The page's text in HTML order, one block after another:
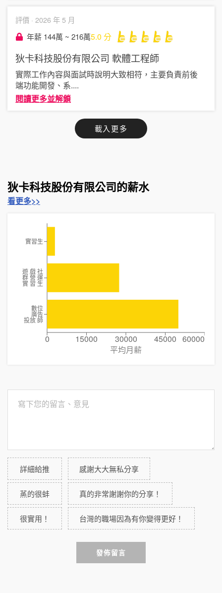
評價 · 2026 年 5 月
年薪 144萬 ~ 216萬5.0 分
狄卡科技股份有限公司 軟體工程師
實際工作內容與面試時說明大致相符，主要負責前後
端功能開發、系....
閱讀更多並解鎖
載入更多
狄卡科技股份有限公司的薪水
看更多>>
0 15000 30000 45000 60000
平均月薪
實習生
遊 戲 社
群 營 運
實 習 生
數位
廣告
投放 師
詳細給推 感謝大大無私分享
蒸的很蚌 真的非常謝謝你的分享！
很實用！ 台灣的職場因為有你變得更好！
發佈留言